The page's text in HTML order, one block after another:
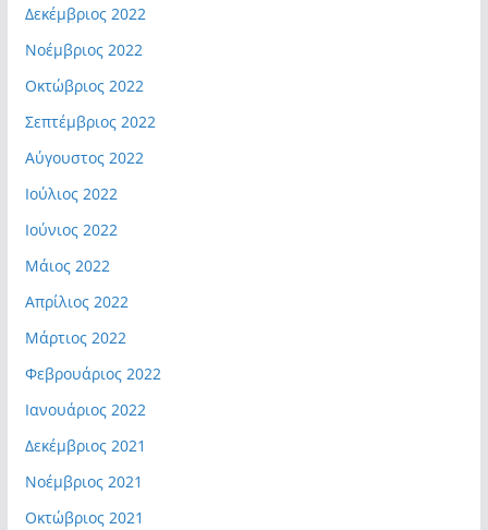
Δεκέμβριος 2022
Νοέμβριος 2022
Οκτώβριος 2022
Σεπτέμβριος 2022
Αύγουστος 2022
Ιούλιος 2022
Ιούνιος 2022
Μάιος 2022
Απρίλιος 2022
Μάρτιος 2022
Φεβρουάριος 2022
Ιανουάριος 2022
Δεκέμβριος 2021
Νοέμβριος 2021
Οκτώβριος 2021